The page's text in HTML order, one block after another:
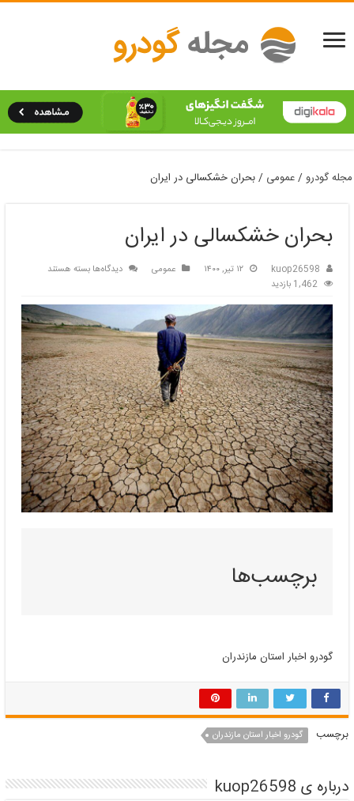
مجله گودرو /عمومی /بحران خشکسالی در ایران
بحران خشکسالی در ایران
kuop26598 ۱۲ تیر, ۱۴۰۰ عمومی دیدگاه‌هابرای
ایران
بسته هستند
1,462 بازدید
برچسب‌ها
گودرو اخبار استان مازندران
برچسب گودرو اخبار استان مازندران
درباره ی kuop26598